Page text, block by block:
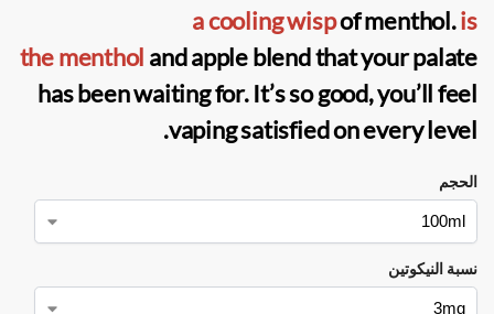
a cooling wispof menthol.is
the menthol and apple blend that your palate
has been waiting for. It’s so good, you’ll feel
vaping satisfied on every level.
الحجم
نسبة النيكوتين